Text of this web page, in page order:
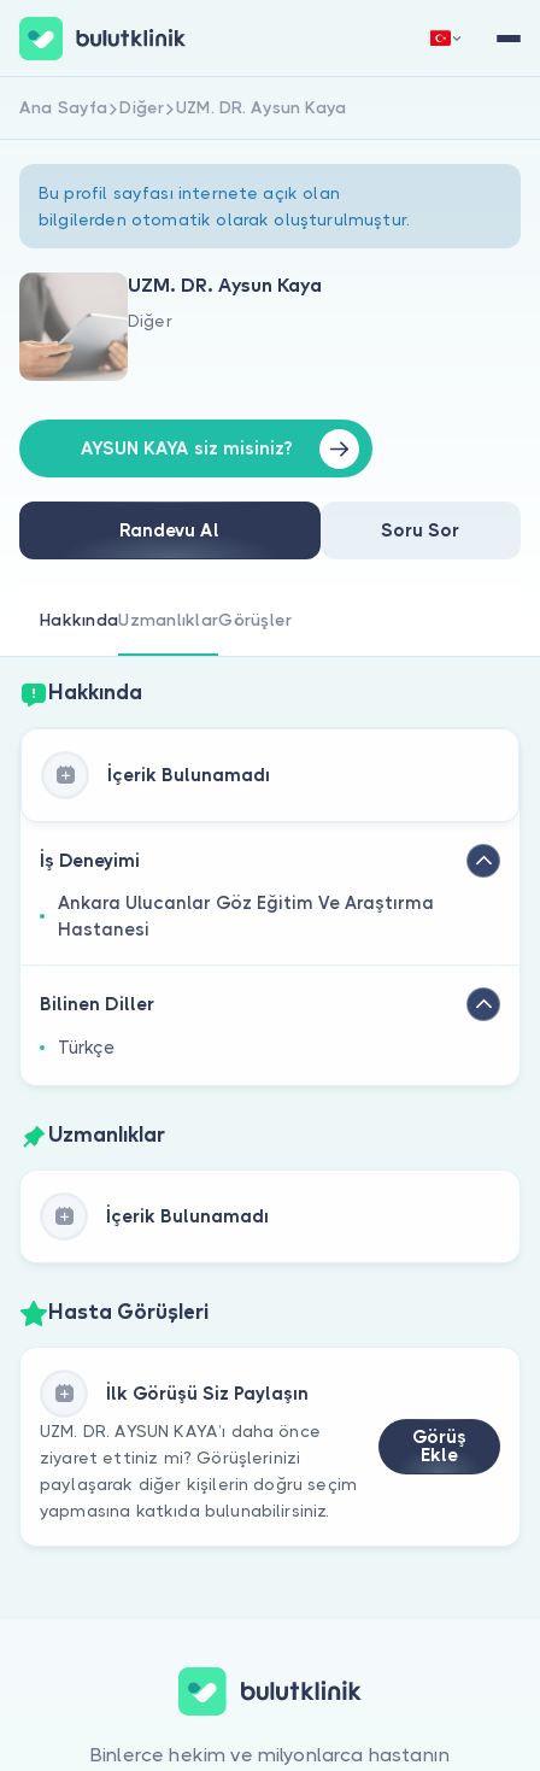
Hakkımızda
Doktorlar için
Doktor musunuz?
Hemen Kaydol
Ana Sayfa Diğer UZM. DR. Aysun Kaya
Bu profil sayfası internete açık olan
bilgilerden otomatik olarak oluşturulmuştur.
UZM. DR. Aysun Kaya
Diğer
AYSUN KAYA siz misiniz?
Randevu Al Soru Sor
HakkındaUzmanlıklarGörüşler
Hakkında
İçerik Bulunamadı
İş Deneyimi
Ankara Ulucanlar Göz Eğitim Ve Araştırma
Hastanesi
Bilinen Diller
Türkçe
Uzmanlıklar
İçerik Bulunamadı
Hasta Görüşleri
İlk Görüşü Siz Paylaşın
UZM. DR. AYSUN KAYA’ı daha önce
ziyaret ettiniz mi? Görüşlerinizi
paylaşarak diğer kişilerin doğru seçim
yapmasına katkıda bulunabilirsiniz.
Görüş
Ekle
Binlerce hekim ve milyonlarca hastanın